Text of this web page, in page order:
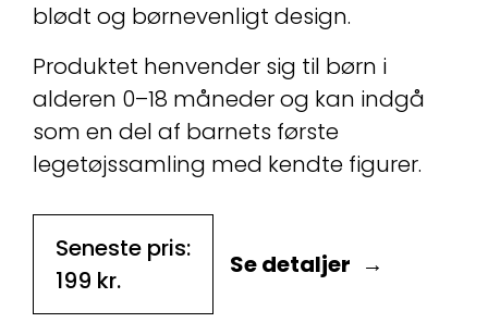
blødt og børnevenligt design.
Produktet henvender sig til børn i
alderen 0–18 måneder og kan indgå
som en del af barnets første
legetøjssamling med kendte figurer.
Seneste pris:
199 kr.
Se detaljer